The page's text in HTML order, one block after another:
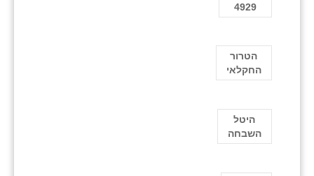
4929
הטרור
החקלאי
היטל
השבחה